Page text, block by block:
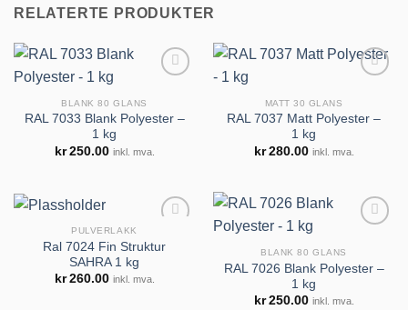
RELATERTE PRODUKTER
huskeliste
BLANK 80 GLANS
RAL 7033 Blank Polyester –
1 kg
kr 250.00 inkl. mva.
huskeliste
MATT 30 GLANS
RAL 7037 Matt Polyester –
1 kg
kr 280.00 inkl. mva.
PULVERLAKK
Ral 7024 Fin Struktur
SAHRA 1 kg
kr 260.00 inkl. mva.
huskeliste
BLANK 80 GLANS
RAL 7026 Blank Polyester –
1 kg
kr 250.00 inkl. mva.